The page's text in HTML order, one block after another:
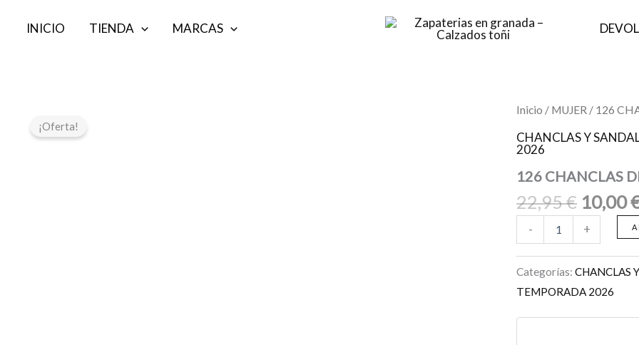
INICIO TIENDA MARCAS
¡Oferta!
Inicio / MUJER / 126
CHANCLAS Y
2026
126 CHANCLAS
22,95€
El
precio
era:
22,95
10,00
-
126
DE
PLAYA
AZUL
UNICA
cantidad
+
Categorías:CHANCLAS
TEMPORADA 2026